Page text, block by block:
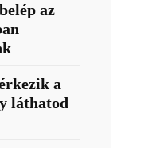
az
a
láthatod